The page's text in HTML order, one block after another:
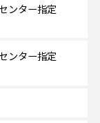
ィ センター/ibis
約5分のDeira
、そこから徒歩
ンター指定
ンター指定